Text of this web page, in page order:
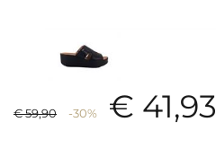
€ 59,90 -30% € 41,93